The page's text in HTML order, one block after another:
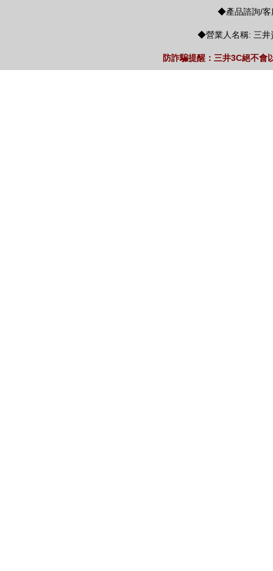
◆產品諮詢/客
◆營業人名稱: 三井
防詐騙提醒：三井3C絕不會